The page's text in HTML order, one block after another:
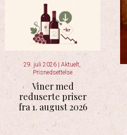
29. juli 2026 Aktuelt,
Prisnedsettelse
Viner med
reduserte priser
fra 1. august 2026